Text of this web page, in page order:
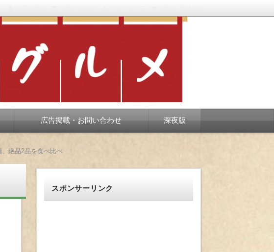
、時々派手にスベります。
広告掲載・お問い合わせ 深夜版
絶品2品を食べ比べ
スポンサーリンク